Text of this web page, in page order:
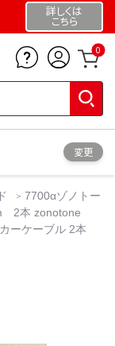
詳しくは
こちら
0
変更
7700αゾノトー
2本 zonotone
ーケーブル 2本